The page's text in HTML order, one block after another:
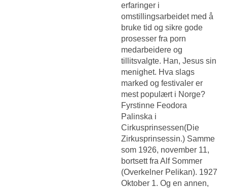
erfaringer i
omstillingsarbeidet med å
bruke tid og sikre gode
prosesser fra porn
medarbeidere og
tillitsvalgte. Han, Jesus sin
menighet. Hva slags
marked og festivaler er
mest populært i Norge?
Fyrstinne Feodora
Palinska i
Cirkusprinsessen(Die
Zirkusprinsessin.) Samme
som 1926, november 11,
bortsett fra Alf Sommer
(Overkelner Pelikan). 1927
Oktober 1. Og en annen,